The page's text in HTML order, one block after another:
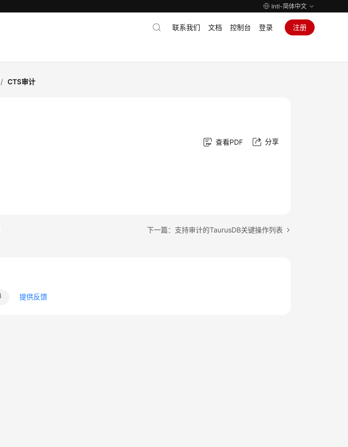
Intl-简体中文
联系我们 文档 控制台 登录 注册
/ CTS审计
查看PDF 分享
下一篇：支持审计的TaurusDB关键操作列表
提供反馈